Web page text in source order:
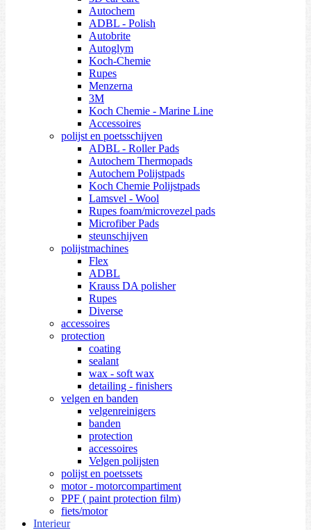
Autochem
ADBL - Polish
Autobrite
Autoglym
Koch-Chemie
Rupes
Menzerna
3M
Koch Chemie - Marine Line
Accessoires
polijst en poetsschijven
ADBL - Roller Pads
Autochem Thermopads
Autochem Polijstpads
Koch Chemie Polijstpads
Lamsvel - Wool
Rupes foam/microvezel pads
Microfiber Pads
steunschijven
polijstmachines
Flex
ADBL
Krauss DA polisher
Rupes
Diverse
accessoires
protection
coating
sealant
wax - soft wax
detailing - finishers
velgen en banden
velgenreinigers
banden
protection
accessoires
Velgen polijsten
polijst en poetssets
motor - motorcompartiment
PPF ( paint protection film)
fiets/motor
Interieur